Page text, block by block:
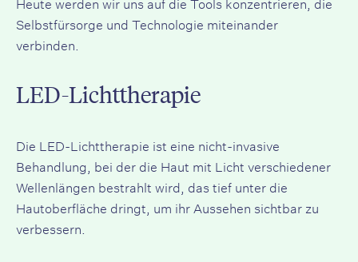
Selbstfürsorge und Technologie miteinander
verbinden.
LED-Lichttherapie
Die LED-Lichttherapie ist eine nicht-invasive
Behandlung, bei der die Haut mit Licht verschiedener
Wellenlängen bestrahlt wird, das tief unter die
Hautoberfläche dringt, um ihr Aussehen sichtbar zu
verbessern.